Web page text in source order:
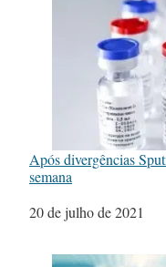
Após divergências
semana
Data
20 de julho de 2021